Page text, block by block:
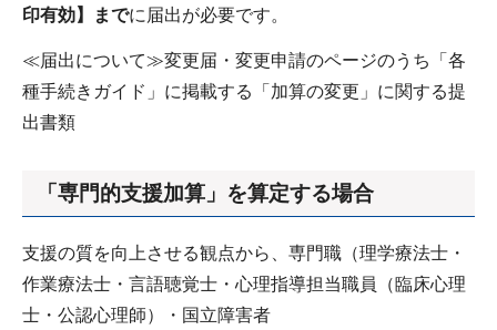
印有効】までに届出が必要です。
≪届出について≫変更届・変更申請のページのうち「各
種手続きガイド」に掲載する「加算の変更」に関する提
出書類
「専門的支援加算」を算定する場合
支援の質を向上させる観点から、専門職（理学療法士・
作業療法士・言語聴覚士・心理指導担当職員（臨床心理
士・公認心理師）・国立障害者